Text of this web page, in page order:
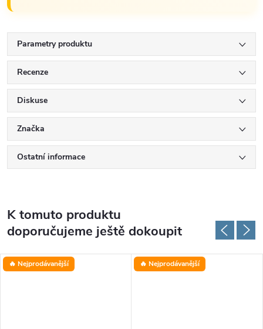
Parametry produktu
Recenze
Diskuse
Značka
Ostatní informace
K tomuto produktu
doporučujeme ještě dokoupit
🔥 Nejprodávanější 🔥 Nejprodávanější